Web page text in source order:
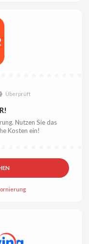
Überprüft
Nutzen Sie das
Kosten ein!